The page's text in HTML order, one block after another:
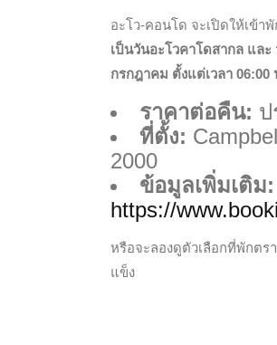
อะโว-คอนโด จะเปิดให้เข้
เป็นวันอะโวคาโดสากล และ
กรกฎาคม ตั้งแต่เวลา
ราคาต่อคืน:
ที่ตั้ง:
2000
ข้อมูลเพิ่มเติม:
https://
หรือจะลองดูตัวเลือกที่พักตร
แข็ง